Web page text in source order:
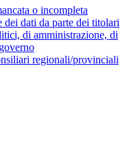
o incompleta
dei dati da parte dei titolari
di amministrazione, di
regionali/provinciali